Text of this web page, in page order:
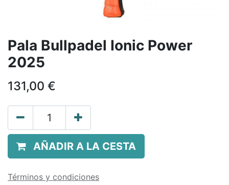
Pala Bullpadel Ionic Power
2025
131,00 €
AÑADIR A LA CESTA
Términos y condiciones